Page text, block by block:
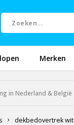
Merken
in Nederland & België
dekbedovertrek wit